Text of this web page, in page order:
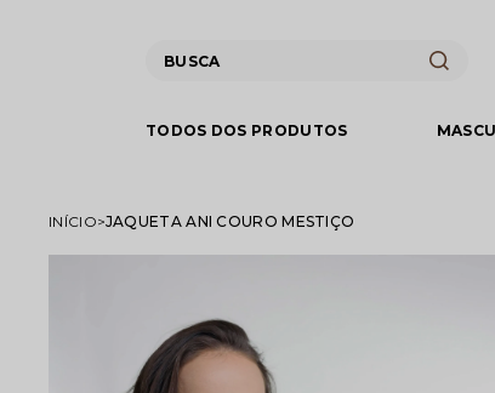
TODOS DOS PRODUTOS
INÍCIO JAQUETA ANI COURO MESTIÇO